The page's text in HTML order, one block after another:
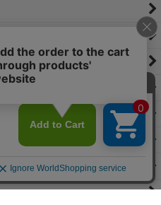
像をタップ＜
ージにて備考欄に下記の記載をお
）
合】
書希望の連絡をお願い致します
て頂きます。
内容→領収書発行を選択。
て頂きます。